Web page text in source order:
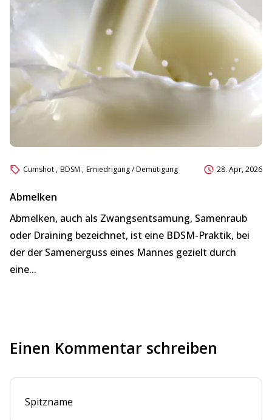
Cumshot , BDSM , Erniedrigung / Demütigung 28. Apr, 2026
Abmelken
Abmelken, auch als Zwangsentsamung, Samenraub
oder Draining bezeichnet, ist eine BDSM-Praktik, bei
der der Samenerguss eines Mannes gezielt durch
eine...
Einen Kommentar schreiben